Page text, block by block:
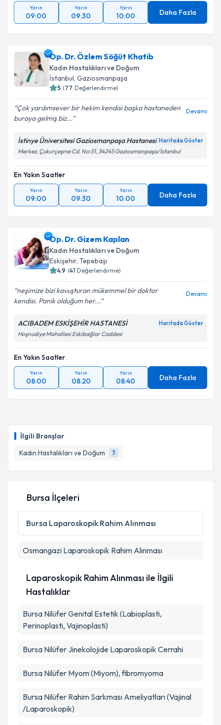
İlgili Branşlar
Kadın Hastalıkları ve Doğum
3
Yarın
09:00
Yarın
09:30
Yarın
10:00 Daha Fazla
Op. Dr. Özlem Söğüt Khatib
Kadın Hastalıkları ve Doğum
İstanbul, Gaziosmanpaşa
5 (77 Değerlendirme)
Çok yardımsever bir hekim kendisi başka hastaneden
buraya gelmiş biz...
Devamı
İstinye Üniversitesi Gaziosmanpaşa Hastanesi Haritada Göster
Merkez, Çukurçeşme Cd. No:51, 34245 Gaziosmanpaşa/İstanbul
En Yakın Saatler
Yarın
09:00
Yarın
09:30
Yarın
10:00 Daha Fazla
Op. Dr. Gizem Kaplan
Kadın Hastalıkları ve Doğum
Eskişehir, Tepebaşı
4.9 (41 Değerlendirme)
neşimize bizi kavuşturan mükemmel bir doktor
kendisi. Panik olduğum her...
Devamı
ACIBADEM ESKİŞEHİR HASTANESİ Haritada Göster
Hoşnudiye Mahallesi Eskibağlar Caddesi
En Yakın Saatler
Yarın
08:00
Yarın
08:20
Yarın
08:40 Daha Fazla
Bursa İlçeleri
Bursa Laparoskopik Rahim Alınması
Osmangazi Laparoskopik Rahim Alınması
Laparoskopik Rahim Alınması ile İlgili
Hastalıklar
Bursa Nilüfer Genital Estetik (Labioplasti,
Perinoplasti, Vajinoplasti)
Bursa Nilüfer Jinekolojide Laparoskopik Cerrahi
Bursa Nilüfer Myom (Miyom), fibromyoma
Bursa Nilüfer Rahim Sarkması Ameliyatları (Vajinal
/Laparoskopik)